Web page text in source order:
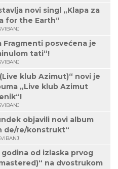
novi singl „Klapa za
for the Earth“
Fragmenti posvećena je
tati“!
klub Azimut)“ novi je
„Live klub Azimut
objavili novi album
de/re/konstrukt“
godina od izlaska prvog
na dvostrukom